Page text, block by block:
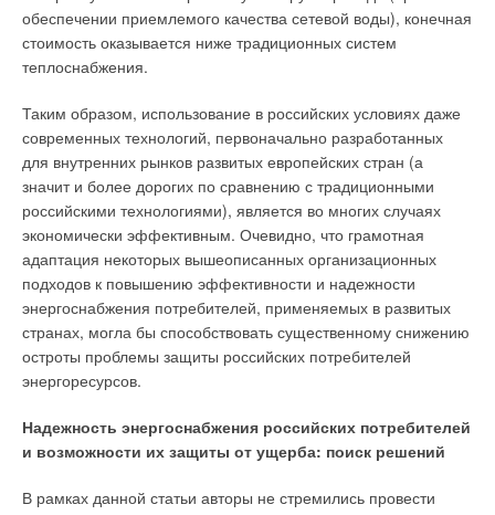
обеспечении приемлемого качества сетевой воды), конечная
стоимость оказывается ниже традиционных систем
теплоснабжения.
Таким образом, использование в российских условиях даже
современных технологий, первоначально разработанных
для внутренних рынков развитых европейских стран (а
значит и более дорогих по сравнению с традиционными
российскими технологиями), является во многих случаях
экономически эффективным. Очевидно, что грамотная
адаптация некоторых вышеописанных организационных
подходов к повышению эффективности и надежности
энергоснабжения потребителей, применяемых в развитых
странах, могла бы способствовать существенному снижению
остроты проблемы защиты российских потребителей
энергоресурсов.
Надежность энергоснабжения российских потребителей
и возможности их защиты от ущерба: поиск решений
В рамках данной статьи авторы не стремились провести